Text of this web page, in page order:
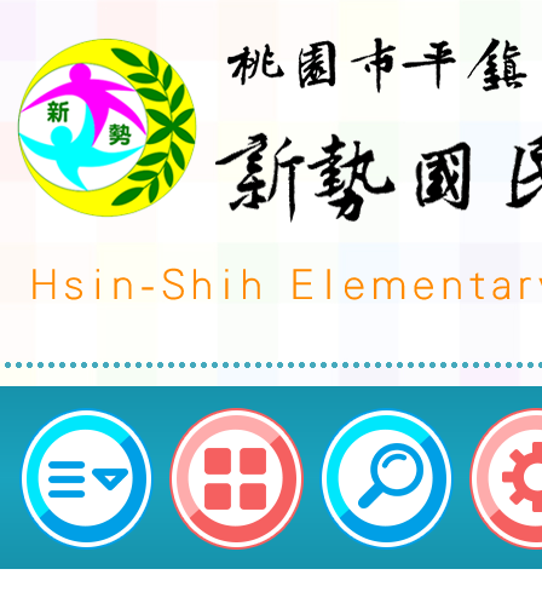
114學年度教科書選用一覽表-